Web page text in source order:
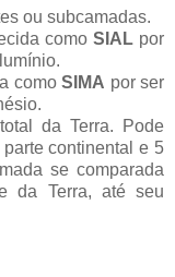
ou subcamadas.
comoSIAL por
comoSIMA por ser
da Terra. Pode
continental e 5
se comparada
da Terra, até seu